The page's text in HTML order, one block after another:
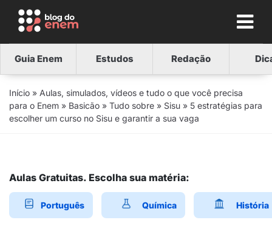
Guia Enem Estudos Redação
Início » Aulas, simulados, vídeos e tudo o que você precisa
para o Enem » Basicão » Tudo sobre » Sisu » 5 estratégias para
escolher um curso no Sisu e garantir a sua vaga
Aulas Gratuitas. Escolha sua matéria:
Português Química História